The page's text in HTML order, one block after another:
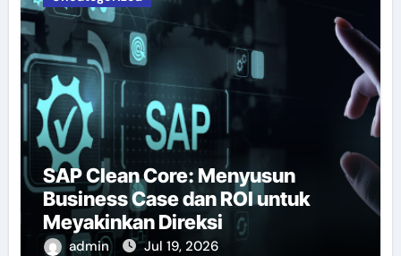
SAP Clean Core: Menyusun
Business Case dan ROI untuk
Meyakinkan Direksi
admin Jul 19, 2026